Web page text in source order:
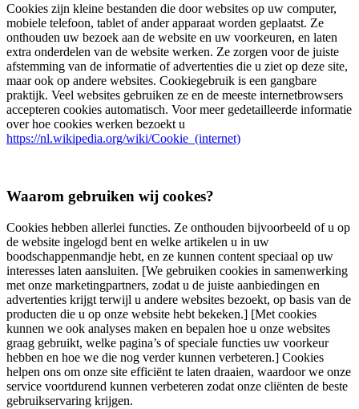
Cookies zijn kleine bestanden die door websites op uw computer,
mobiele telefoon, tablet of ander apparaat worden geplaatst. Ze
onthouden uw bezoek aan de website en uw voorkeuren, en laten
extra onderdelen van de website werken. Ze zorgen voor de juiste
afstemming van de informatie of advertenties die u ziet op deze site,
maar ook op andere websites. Cookiegebruik is een gangbare
praktijk. Veel websites gebruiken ze en de meeste internetbrowsers
accepteren cookies automatisch. Voor meer gedetailleerde informatie
over hoe cookies werken bezoekt u
https://nl.wikipedia.org/wiki/Cookie_(internet)
Waarom gebruiken wij cookes?
Cookies hebben allerlei functies. Ze onthouden bijvoorbeeld of u op
de website ingelogd bent en welke artikelen u in uw
boodschappenmandje hebt, en ze kunnen content speciaal op uw
interesses laten aansluiten. [We gebruiken cookies in samenwerking
met onze marketingpartners, zodat u de juiste aanbiedingen en
advertenties krijgt terwijl u andere websites bezoekt, op basis van de
producten die u op onze website hebt bekeken.] [Met cookies
kunnen we ook analyses maken en bepalen hoe u onze websites
graag gebruikt, welke pagina’s of speciale functies uw voorkeur
hebben en hoe we die nog verder kunnen verbeteren.] Cookies
helpen ons om onze site efficiënt te laten draaien, waardoor we onze
service voortdurend kunnen verbeteren zodat onze cliënten de beste
gebruikservaring krijgen.